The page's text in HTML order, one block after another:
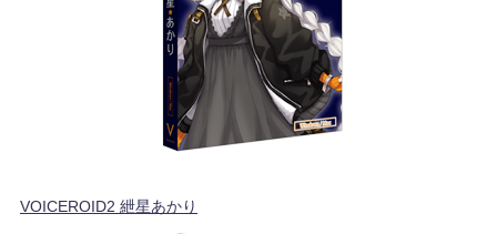
VOICEROID2 紲星あかり